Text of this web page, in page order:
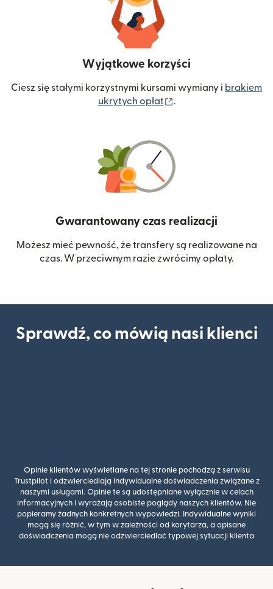
Wyjątkowe korzyści
Ciesz się stałymi korzystnymi kursami wymiany i brakiem
ukrytych opłat
.
Gwarantowany czas realizacji
Możesz mieć pewność, że transfery są realizowane na
czas. W przeciwnym razie zwrócimy opłaty.
Sprawdź, co mówią nasi klienci
Opinie klientów wyświetlane na tej stronie pochodzą z serwisu
Trustpilot i odzwierciedlają indywidualne doświadczenia związane z
naszymi usługami. Opinie te są udostępniane wyłącznie w celach
informacyjnych i wyrażają osobiste poglądy naszych klientów. Nie
popieramy żadnych konkretnych wypowiedzi. Indywidualne wyniki
mogą się różnić, w tym w zależności od korytarza, a opisane
doświadczenia mogą nie odzwierciedlać typowej sytuacji klienta